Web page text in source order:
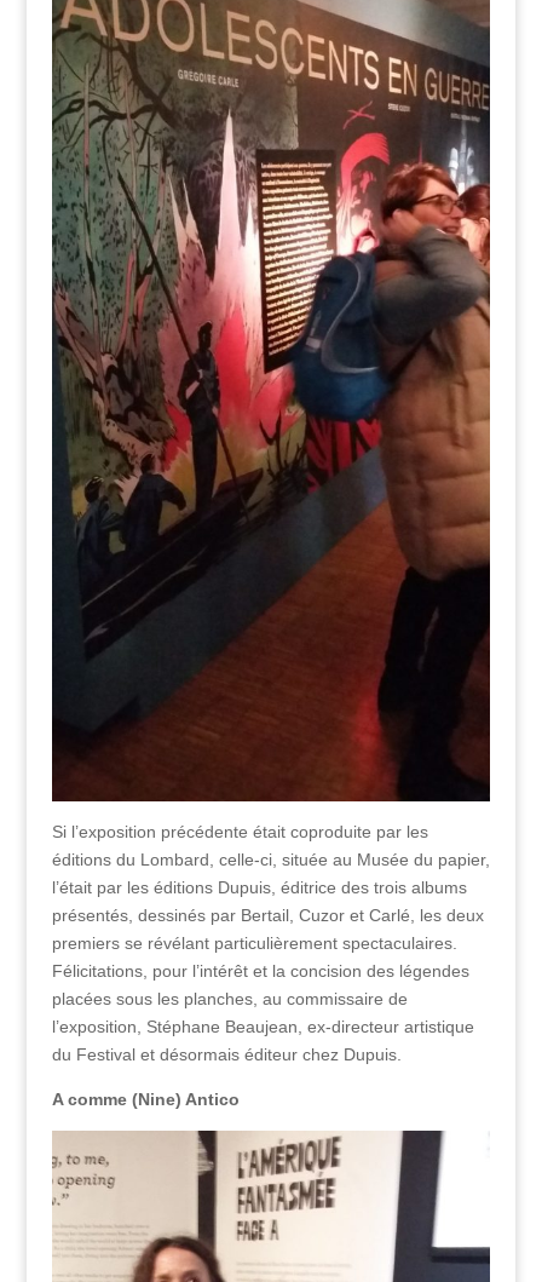
Si l’exposition précédente était coproduite par les
éditions du Lombard, celle-ci, située au Musée du papier,
l’était par les éditions Dupuis, éditrice des trois albums
présentés, dessinés par Bertail, Cuzor et Carlé, les deux
premiers se révélant particulièrement spectaculaires.
Félicitations, pour l’intérêt et la concision des légendes
placées sous les planches, au commissaire de
l’exposition, Stéphane Beaujean, ex-directeur artistique
du Festival et désormais éditeur chez Dupuis.
A comme (Nine) Antico